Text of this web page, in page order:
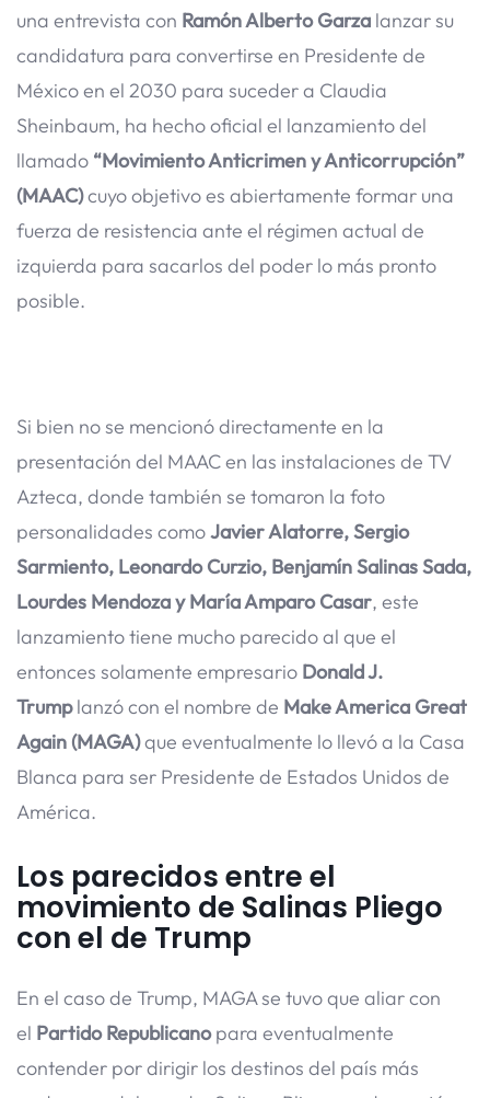
una entrevista con Ramón Alberto Garza lanzar su
candidatura para convertirse en Presidente de
México en el 2030 para suceder a Claudia
Sheinbaum, ha hecho oficial el lanzamiento del
llamado “Movimiento Anticrimen y Anticorrupción”
(MAAC)cuyo objetivo es abiertamente formar una
fuerza de resistencia ante el régimen actual de
izquierda para sacarlos del poder lo más pronto
posible.
Si bien no se mencionó directamente en la
presentación del MAAC en las instalaciones de TV
Azteca, donde también se tomaron la foto
personalidades comoJavier Alatorre, Sergio
Sarmiento, Leonardo Curzio, Benjamín Salinas Sada,
Lourdes Mendoza y María Amparo Casar, este
lanzamiento tiene mucho parecido al que el
entonces solamente empresario Donald J.
Trumplanzó con el nombre de Make America Great
Again (MAGA)que eventualmente lo llevó a la Casa
Blanca para ser Presidente de Estados Unidos de
América.
Los parecidos entre el
movimiento de Salinas Pliego
con el de Trump
En el caso de Trump, MAGA se tuvo que aliar con
el Partido Republicanopara eventualmente
contender por dirigir los destinos del país más